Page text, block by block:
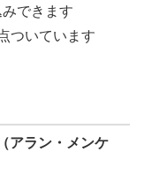
できます
ついています
アラン・メンケ